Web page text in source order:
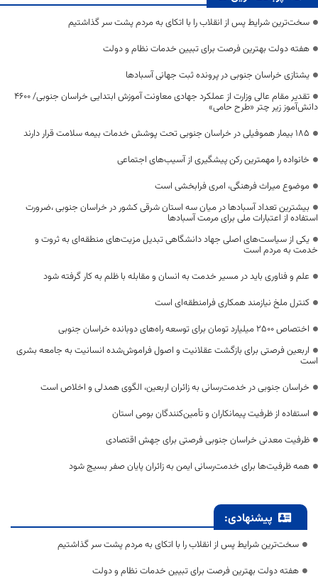
سخت‌ترین شرایط پس از انقلاب را با اتکای به مردم پشت سر گذاشتیم
هفته دولت بهترین فرصت برای تبیین خدمات نظام و دولت
یشتازی خراسان جنوبی در پرونده ثبت جهانی آسبادها
تقدیر مقام عالی وزارت از عملکرد جهادی معاونت آموزش ابتدایی خراسان جنوبی/ ۴۶۰۰
دانش‌آموز زیر چتر «طرح حامی»
۱۸۵ بیمار هموفیلی در خراسان جنوبی تحت پوشش خدمات بیمه سلامت قرار دارند
خانواده را مهمترین رکن پیشگیری از آسیب‌های اجتماعی
موضوع میراث فرهنگی، امری فرابخشی است
بیشترین تعداد آسبادها در میان سه استان شرقی کشور در خراسان جنوبی ،ضرورت
استفاده از اعتبارات ملی برای مرمت آسبادها
یکی از سیاست‌های اصلی جهاد دانشگاهی تبدیل مزیت‌های منطقه‌ای به ثروت و
خدمت به مردم است
علم و فناوری باید در مسیر خدمت به انسان و مقابله با ظلم به کار گرفته شود
کنترل ملخ نیازمند همکاری فرامنطقه‌ای است
اختصاص 2500 میلیارد تومان برای توسعه راه‌های دوبانده خراسان جنوبی
اربعین فرصتی برای بازگشت عقلانیت و اصول فراموش‌شده انسانیت به جامعه بشری
است
خراسان جنوبی در خدمت‌رسانی به زائران اربعین، الگوی همدلی و اخلاص است
استفاده از ظرفیت پیمانکاران و تأمین‌کنندگان بومی استان
ظرفیت معدنی خراسان جنوبی فرصتی برای جهش اقتصادی
همه ظرفیت‌ها برای خدمت‌رسانی ایمن به زائران پایان صفر بسیج شود
پیشنهادی:
سخت‌ترین شرایط پس از انقلاب را با اتکای به مردم پشت سر گذاشتیم
هفته دولت بهترین فرصت برای تبیین خدمات نظام و دولت